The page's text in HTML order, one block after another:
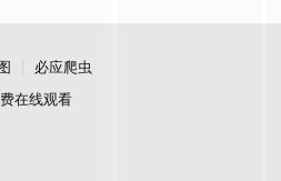
必应爬虫
在线观看